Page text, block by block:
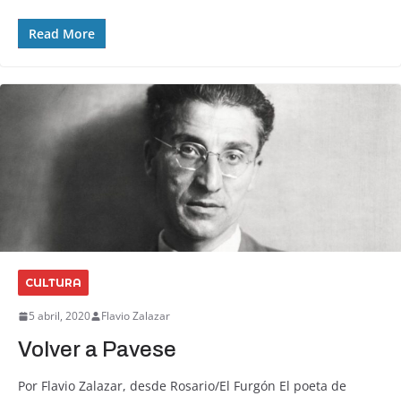
Read More
CULTURA
5 abril, 2020 Flavio Zalazar
Volver a Pavese
Por Flavio Zalazar, desde Rosario/El Furgón El poeta de